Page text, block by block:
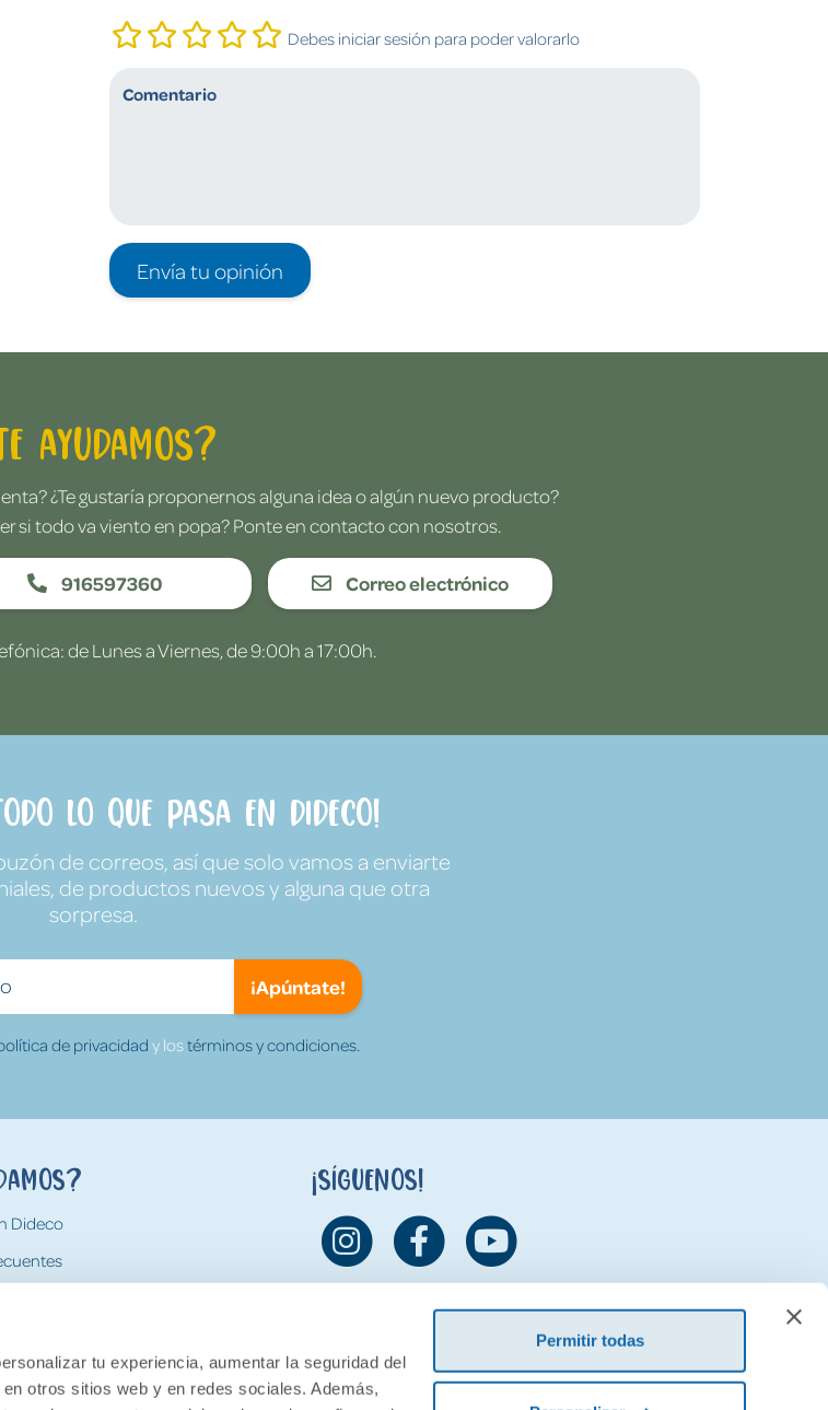
tu experiencia, aumentar la seguridad del
otros sitios web y en redes sociales. Además,
Permitir todas
Debes iniciar sesión para poder valorarlo
Envía tu opinión
ayudamos?
¿Te gustaría proponernos alguna idea o algún nuevo producto?
si todo va viento en popa? Ponte en contacto con nosotros.
916597360 Correo electrónico
de Lunes a Viernes, de 9:00h a 17:00h.
lo que pasa en Dideco!
de correos, así que solo vamos a enviarte
de productos nuevos y alguna que otra
sorpresa.
¡Apúntate!
de privacidady lostérminos y condiciones.
Dideco
¡Síguenos!